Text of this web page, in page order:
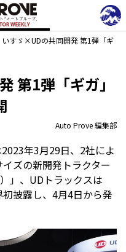
いすゞ×UDの共同開発 第1弾「ギ
第1弾「ギガ」
Auto Prove 編集部
年3月29日、2社によ
ズの新開発トラクター
」、UDトラックスは
披露し、4月4日から発